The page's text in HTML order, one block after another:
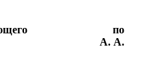
по
А. А.